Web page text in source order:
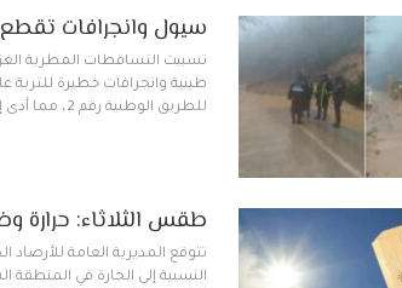
سيول وانجرافات
تسببت التساقطات المطرية
طينية وانجرافات خطيرة للتربة
للطريق الوطنية رقم 2، مما أدى إلى تدهور واضح في جنبات…
طقس الثلاثاء: حرارة
تتوقع المديرية العامة للأرصاد
النسبية إلى الحارة في المنطقة